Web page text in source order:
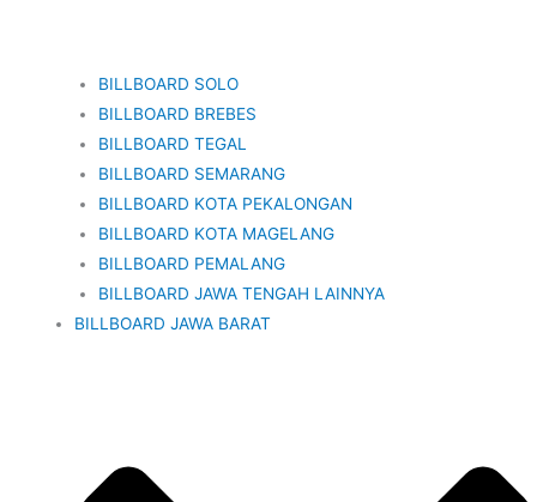
BILLBOARD SOLO
BILLBOARD BREBES
BILLBOARD TEGAL
BILLBOARD SEMARANG
BILLBOARD KOTA PEKALONGAN
BILLBOARD KOTA MAGELANG
BILLBOARD PEMALANG
BILLBOARD JAWA TENGAH LAINNYA
BILLBOARD JAWA BARAT